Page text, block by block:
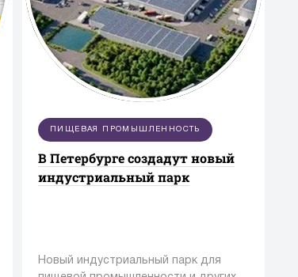
ПИЩЕВАЯ ПРОМЫШЛЕННОСТЬ
В Петербурге создадут новый
индустриальный парк
Новый индустриальный парк для